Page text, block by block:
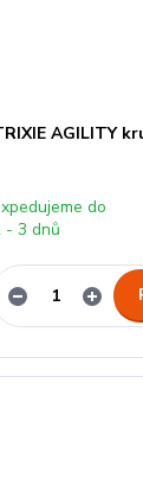
AGILITY
do
- 3 dnů